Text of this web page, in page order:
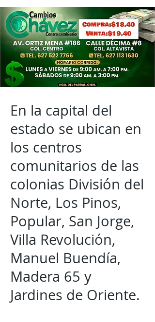
En la capital del
estado se ubican en
los centros
comunitarios de las
colonias División del
Norte, Los Pinos,
Popular, San Jorge,
Villa Revolución,
Manuel Buendía,
Madera 65 y
Jardines de Oriente.